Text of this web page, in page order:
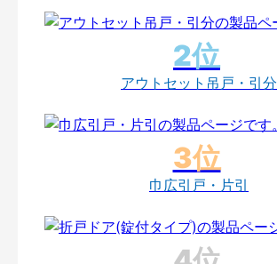
アウトセット吊戸・引分
巾広引戸・片引